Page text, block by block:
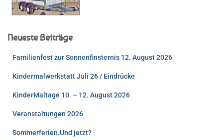
Neueste Beiträge
Familienfest zur Sonnenfinsternis 12. August 2026
Kindermalwerkstatt Juli 26 / Eindrücke
KinderMaltage 10. – 12. August 2026
Veranstaltungen 2026
Sommerferien.Und jetzt?